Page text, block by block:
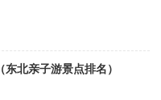
北亲子游景点排名）